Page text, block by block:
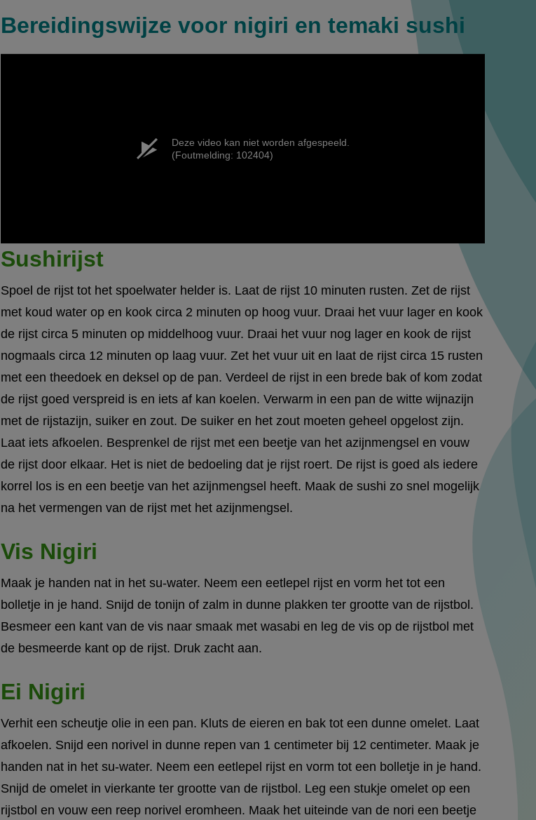
Bereidingswijze voor nigiri en temaki sushi
Deze video kan niet worden afgespeeld.
(Foutmelding: 102404)
Sushirijst
Spoel de rijst tot het spoelwater helder is. Laat de rijst 10 minuten rusten. Zet de rijst
met koud water op en kook circa 2 minuten op hoog vuur. Draai het vuur lager en kook
de rijst circa 5 minuten op middelhoog vuur. Draai het vuur nog lager en kook de rijst
nogmaals circa 12 minuten op laag vuur. Zet het vuur uit en laat de rijst circa 15 rusten
met een theedoek en deksel op de pan. Verdeel de rijst in een brede bak of kom zodat
de rijst goed verspreid is en iets af kan koelen. Verwarm in een pan de witte wijnazijn
met de rijstazijn, suiker en zout. De suiker en het zout moeten geheel opgelost zijn.
Laat iets afkoelen. Besprenkel de rijst met een beetje van het azijnmengsel en vouw
de rijst door elkaar. Het is niet de bedoeling dat je rijst roert. De rijst is goed als iedere
korrel los is en een beetje van het azijnmengsel heeft. Maak de sushi zo snel mogelijk
na het vermengen van de rijst met het azijnmengsel.
Vis Nigiri
Maak je handen nat in het su-water. Neem een eetlepel rijst en vorm het tot een
bolletje in je hand. Snijd de tonijn of zalm in dunne plakken ter grootte van de rijstbol.
Besmeer een kant van de vis naar smaak met wasabi en leg de vis op de rijstbol met
de besmeerde kant op de rijst. Druk zacht aan.
Ei Nigiri
Verhit een scheutje olie in een pan. Kluts de eieren en bak tot een dunne omelet. Laat
afkoelen. Snijd een norivel in dunne repen van 1 centimeter bij 12 centimeter. Maak je
handen nat in het su-water. Neem een eetlepel rijst en vorm tot een bolletje in je hand.
Snijd de omelet in vierkante ter grootte van de rijstbol. Leg een stukje omelet op een
rijstbol en vouw een reep norivel eromheen. Maak het uiteinde van de nori een beetje